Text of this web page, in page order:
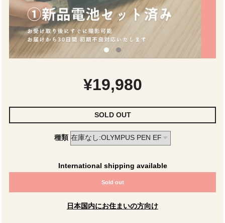
¥19,980
SOLD OUT
種類
International shipping available
Sold out
日本国内にお住まいの方向け